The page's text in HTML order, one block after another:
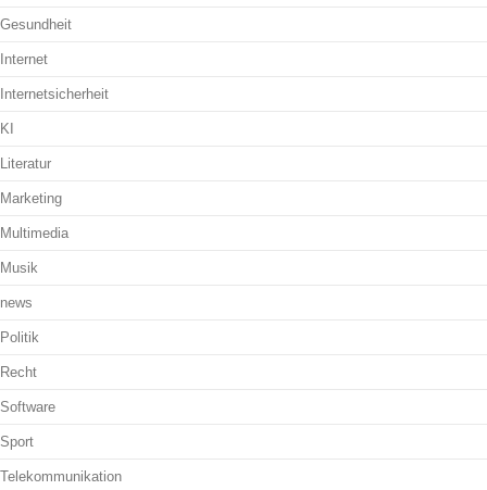
Gesundheit
Internet
Internetsicherheit
KI
Literatur
Marketing
Multimedia
Musik
news
Politik
Recht
Software
Sport
Telekommunikation